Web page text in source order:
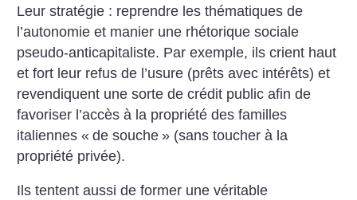
Leur stratégie : reprendre les thématiques de
l’autonomie et manier une rhétorique sociale
pseudo-anticapitaliste. Par exemple, ils crient haut
et fort leur refus de l’usure (prêts avec intérêts) et
revendiquent une sorte de crédit public afin de
favoriser l’accès à la propriété des familles
italiennes « de souche » (sans toucher à la
propriété privée).
Ils tentent aussi de former une véritable